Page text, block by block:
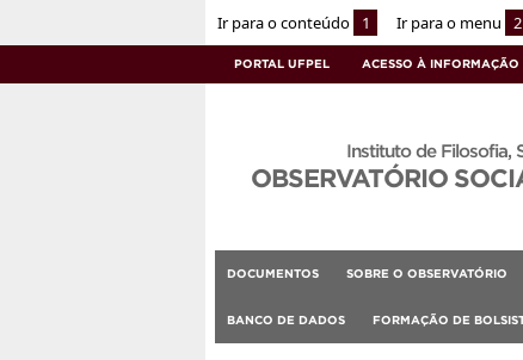
Ir para o conteúdo 1 Ir para o menu 2
PORTAL UFPEL ACESSO À INFORMAÇÃO
Instituto de Filosofia,
OBSERVATÓRIO
DOCUMENTOS SOBRE O OBSERVATÓRIO
BANCO DE DADOS FORMAÇÃO DE